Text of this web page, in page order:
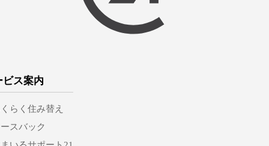
ビス案内
らく住み替え
ースバック